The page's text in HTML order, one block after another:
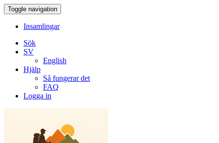
Toggle navigation
Insamlingar
Sök
SV
English
Hjälp
Så fungerar det
FAQ
Logga in